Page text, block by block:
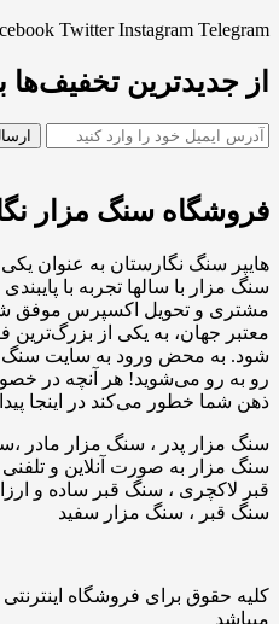
Twitter Instagram Telegram
از جدیدترین تخفیف‌ها
فروشگاه سنگ مزار
هایپر سنگ نگارستان به عنوان
سنگ مزار با سالها تجربه با
مشتری و تحویل اکسپرس موفق
معتبر جهان، به یکی از بزرگ‌ترین
شود. به محض ورود به سایت سنگ
رو به رو می‌شوید! هر آنچه در
ذهن شما خطور می‌کند در اینجا
سنگ مزار پدر ، سنگ مزار مادر
سنگ مزار به صورت آنلاین و
قبر لاکچری ، سنگ قبر ساده و
سنگ قبر ، سنگ مزار سفید
کلیه حقوق برای فروشگاه
میباشد